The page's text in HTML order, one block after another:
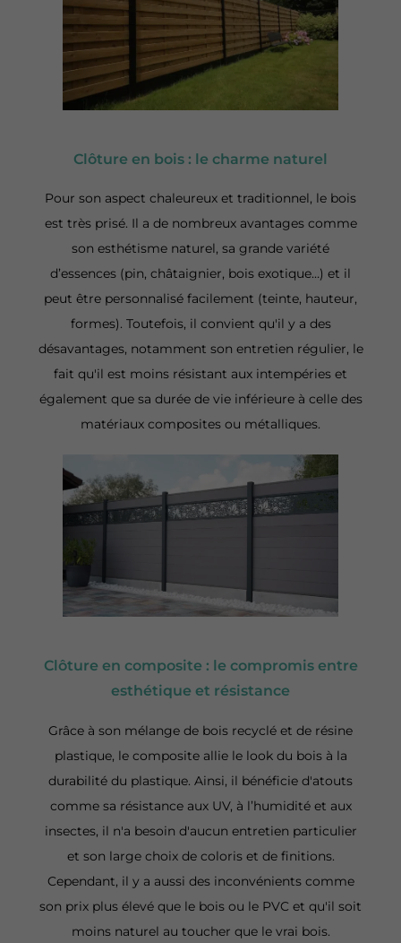
Clôture en bois : le charme naturel
Pour son aspect chaleureux et traditionnel, le bois
est très prisé. Il a de nombreux avantages comme
son esthétisme naturel, sa grande variété
d’essences (pin, châtaignier, bois exotique…) et il
peut être personnalisé facilement (teinte, hauteur,
formes). Toutefois, il convient qu'il y a des
désavantages, notamment son entretien régulier, le
fait qu'il est moins résistant aux intempéries et
également que sa durée de vie inférieure à celle des
matériaux composites ou métalliques.
Clôture en composite : le compromis entre
esthétique et résistance
Grâce à son mélange de bois recyclé et de résine
plastique, le composite allie le look du bois à la
durabilité du plastique. Ainsi, il bénéficie d'atouts
comme sa résistance aux UV, à l’humidité et aux
insectes, il n'a besoin d'aucun entretien particulier
et son large choix de coloris et de finitions.
Cependant, il y a aussi des inconvénients comme
son prix plus élevé que le bois ou le PVC et qu'il soit
moins naturel au toucher que le vrai bois.